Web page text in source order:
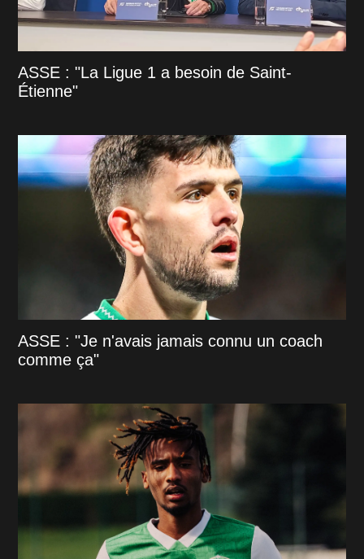
ASSE : "La Ligue 1 a besoin de Saint-
Étienne"
ASSE : "Je n'avais jamais connu un coach
comme ça"